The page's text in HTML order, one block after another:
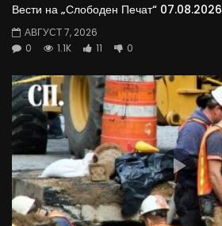
Вести на „Слободен Печат“ 07.08.2026
АВГУСТ 7, 2026
0
1.1K 11 0